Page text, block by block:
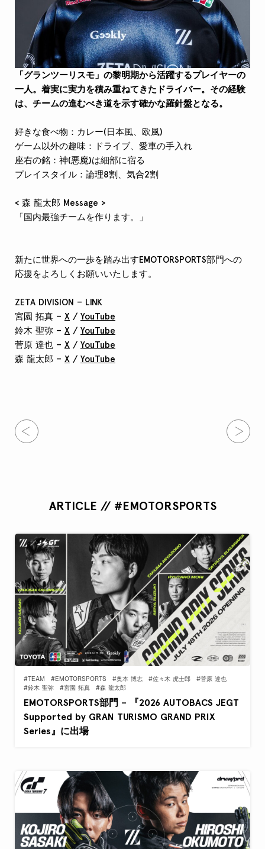
「グランツーリスモ」の黎明期から活躍するプレイヤーの
一人。着実に実力を積み重ねてきたドライバー。その経験
は、チームの進むべき道を示す確かな羅針盤となる。
好きな食べ物：カレー(日本風、欧風)
ゲーム以外の趣味：ドライブ、愛車の手入れ
座右の銘： 神(悪魔)は細部に宿る
プレイスタイル： 論理8割、気合2割
< 森 龍太郎 Message >
「国内最強チームを作ります。」
新たに世界への一歩を踏み出すEMOTORSPORTS部門への
応援をよろしくお願いいたします。
ZETA DIVISION – LINK
宮園 拓真 – X / YouTube
鈴木 聖弥 – X / YouTube
菅原 達也 – X / YouTube
森 龍太郎 – X / YouTube
ARTICLE // #EMOTORSPORTS
#TEAM #EMOTORSPORTS #奥本 博志 #佐々木 虎士郎
#菅原 達也
#鈴木 聖弥
#宮園 拓真 #森 龍太郎
EMOTORSPORTS部門 – 『2026 AUTOBACS JEGT
Supported by GRAN TURISMO GRAND PRIX
Series』に出場